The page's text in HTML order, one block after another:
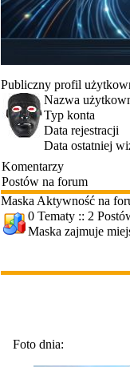
Publiczny profil
Nazwa
Typ konta
Data rejestracji
Data ostatniej
Komentarzy
Postów na forum
Maska Aktywność na
0 Tematy :: 2
Maska zajmuje
Foto dnia: